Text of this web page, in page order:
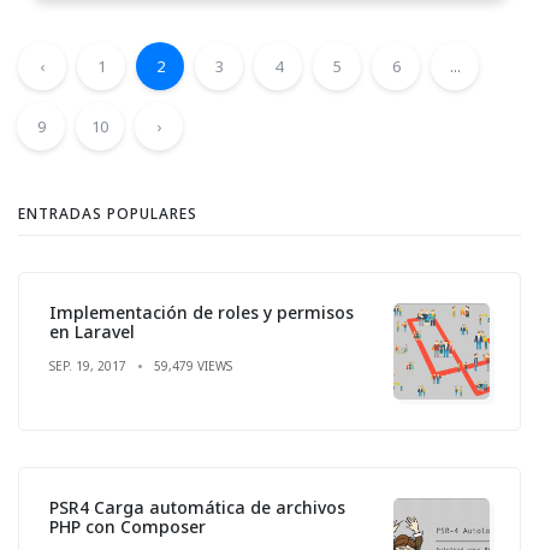
‹ 1 2 3 4 5 6 ...
9 10 ›
ENTRADAS POPULARES
Implementación de roles y permisos
en Laravel
SEP. 19, 2017 59,479 VIEWS
PSR4 Carga automática de archivos
PHP con Composer